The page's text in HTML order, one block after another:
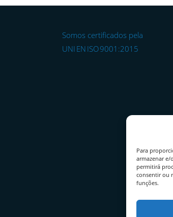
Para
armazenar e/
permitirá
consentir ou
funções.
Somos certificados pela
UNI EN ISO 9001:2015